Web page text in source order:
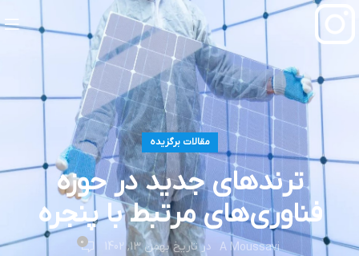
مقالات برگزیده
ترندهای جدید در حوزه
فناوری‌های مرتبط با پنجره
A Moussavi در تاریخ بهمن 13, 1402 0